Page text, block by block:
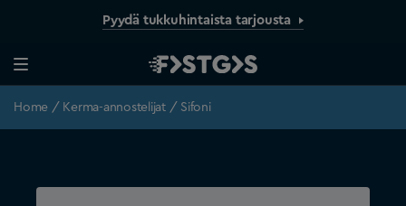
Pyydä tukkuhintaista tarjousta
Home / Kerma-annostelijat/ Sifoni